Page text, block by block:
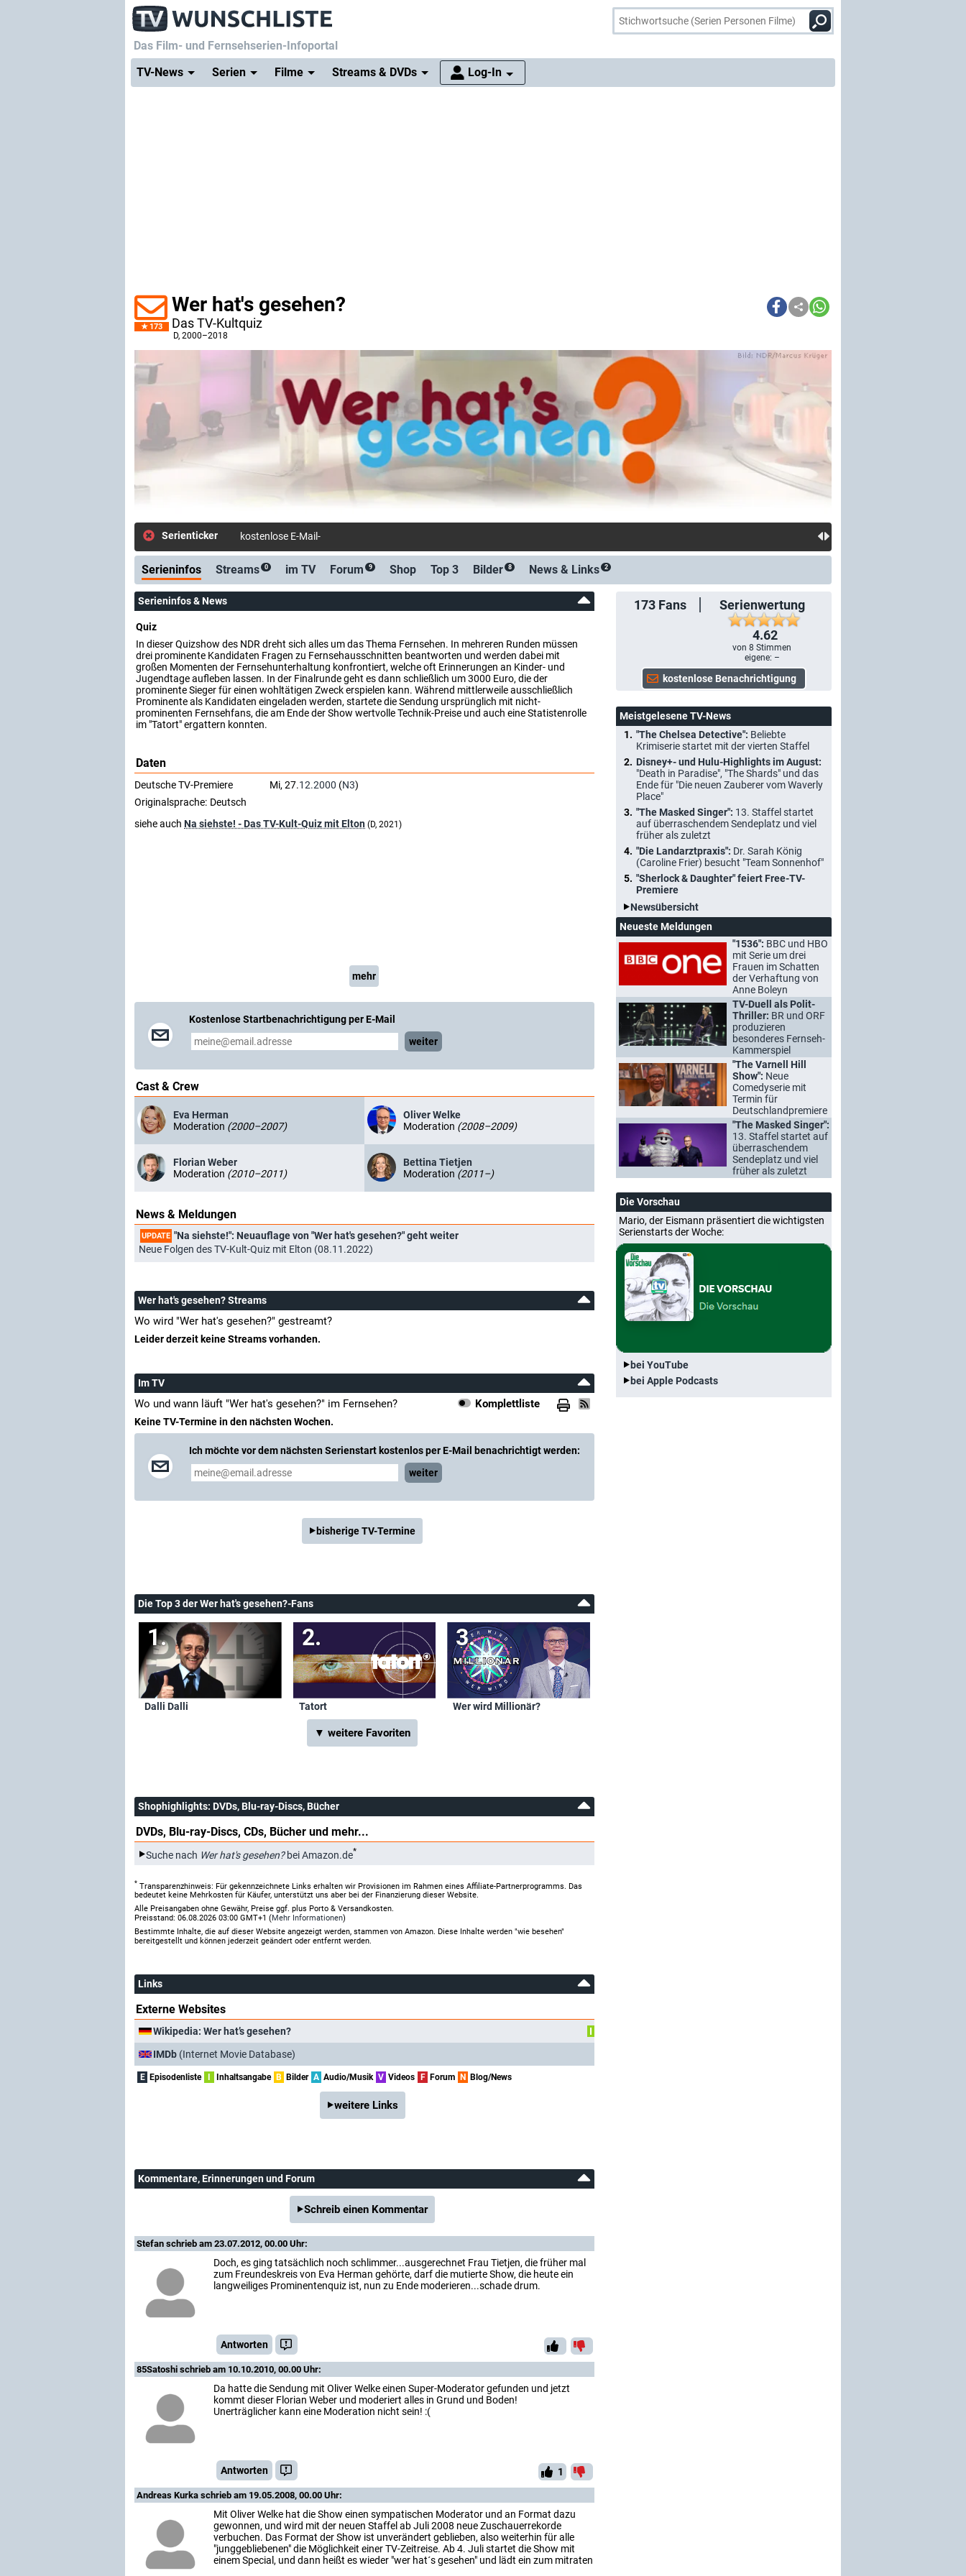
Das Film- und Fernsehserien-Infoportal
TV-News
Serien Filme Streams & DVDs Log-In
173
Wer hat's gesehen?
Das TV-Kultquiz
D, 2000–2018
Serienticker kostenlose E-Mail-Benachrichtigung bei Streaming- oder
Serieninfos Streams 0 im TV Forum 9 Shop Top 3 Bilder 8 News & Links 2
173 Fans
Serienwertung
4.62
von8 Stimmen
eigene: –
Serieninfos & News
Quiz
In dieser Quizshow des NDR dreht sich alles um das Thema Fernsehen. In mehreren Runden müssen
drei prominente Kandidaten Fragen zu Fernsehausschnitten beantworten und werden dabei mit
großen Momenten der Fernsehunterhaltung konfrontiert, welche oft Erinnerungen an Kinder- und
Jugendtage aufleben lassen. In der Finalrunde geht es dann schließlich um 3000 Euro, die der
prominente Sieger für einen wohltätigen Zweck erspielen kann. Während mittlerweile ausschließlich
Prominente als Kandidaten eingeladen werden, startete die Sendung ursprünglich mit nicht-
prominenten Fernsehfans, die am Ende der Show wertvolle Technik-Preise und auch eine Statistenrolle
im "Tatort" ergattern konnten.
Daten
Deutsche TV-Premiere Mi, 27.12.2000 (N3)
Originalsprache: Deutsch
siehe auch Na siehste! - Das TV-Kult-Quiz mit Elton (D, 2021)
mehr
Kostenlose Startbenachrichtigung per E-Mail
weiter
Cast & Crew
Eva Herman
Moderation (2000–2007)
Oliver Welke
Moderation (2008–2009)
Florian Weber
Moderation (2010–2011)
Bettina Tietjen
Moderation (2011–)
News & Meldungen
UPDATE "Na siehste!": Neuauflage von "Wer hat's gesehen?" geht weiter
Neue Folgen des TV-Kult-Quiz mit Elton (08.11.2022)
Wer hat's gesehen? Streams
Wo wird "Wer hat's gesehen?" gestreamt?
Leider derzeit keine Streams vorhanden.
Im TV
Wo und wann läuft "Wer hat's gesehen?" im Fernsehen? Komplettliste
Keine TV-Termine in den nächsten Wochen.
Ich möchte vor dem nächsten Serienstart kostenlos per E-Mail benachrichtigt werden:
weiter
bisherige TV-Termine
Die Top 3 der Wer hat's gesehen?-Fans
Dalli Dalli Tatort Wer wird Millionär?
▼ weitere Favoriten
Shophighlights: DVDs, Blu-ray-Discs, Bücher
DVDs, Blu-ray-Discs, CDs, Bücher und mehr...
Suche nach Wer hat's gesehen?bei Amazon.de*
* Transparenzhinweis: Für gekennzeichnete Links erhalten wir Provisionen im Rahmen eines Affiliate-Partnerprogramms. Das
bedeutet keine Mehrkosten für Käufer, unterstützt uns aber bei der Finanzierung dieser Website.
Alle Preisangaben ohne Gewähr, Preise ggf. plus Porto & Versandkosten.
Preisstand: 06.08.2026 03:00 GMT+1 (Mehr Informationen)
Bestimmte Inhalte, die auf dieser Website angezeigt werden, stammen von Amazon. Diese Inhalte werden "wie besehen"
bereitgestellt und können jederzeit geändert oder entfernt werden.
Links
Externe Websites
Wikipedia: Wer hat’s gesehen?
I
IMDb (Internet Movie Database)
E Episodenliste Inhaltsangabe B Bilder A Audio/Musik V Videos F Forum N Blog/News
weitere Links
Kommentare, Erinnerungen und Forum
Schreib einen Kommentar
Stefan schrieb am 23.07.2012, 00.00 Uhr:
Doch, es ging tatsächlich noch schlimmer...ausgerechnet Frau Tietjen, die früher mal
zum Freundeskreis von Eva Herman gehörte, darf die mutierte Show, die heute ein
langweiliges Prominentenquiz ist, nun zu Ende moderieren...schade drum.
Antworten
85Satoshi schrieb am 10.10.2010, 00.00 Uhr:
Da hatte die Sendung mit Oliver Welke einen Super-Moderator gefunden und jetzt
kommt dieser Florian Weber und moderiert alles in Grund und Boden!
Unerträglicher kann eine Moderation nicht sein! :(
Antworten 1
Andreas Kurka schrieb am 19.05.2008, 00.00 Uhr:
Mit Oliver Welke hat die Show einen sympatischen Moderator und an Format dazu
gewonnen, und wird mit der neuen Staffel ab Juli 2008 neue Zuschauerrekorde
verbuchen. Das Format der Show ist unverändert geblieben, also weiterhin für alle
"junggebliebenen" die Möglichkeit einer TV-Zeitreise. Ab 4. Juli startet die Show mit
einem Special, und dann heißt es wieder "wer hat´s gesehen" und lädt ein zum mitraten
Meistgelesene TV-News
"The Chelsea Detective": Beliebte
Krimiserie startet mit der vierten Staffel
Disney+- und Hulu-Highlights im August:
"Death in Paradise", "The Shards" und das
Ende für "Die neuen Zauberer vom Waverly
Place"
"The Masked Singer": 13. Staffel startet
auf überraschendem Sendeplatz und viel
früher als zuletzt
"Die Landarztpraxis": Dr. Sarah König
(Caroline Frier) besucht "Team Sonnenhof"
"Sherlock & Daughter" feiert Free-TV-
Premiere
Newsübersicht
Neueste Meldungen
"1536": BBC und HBO
mit Serie um drei
Frauen im Schatten
der Verhaftung von
Anne Boleyn
TV-Duell als Polit-
Thriller: BR und ORF
produzieren
besonderes Fernseh-
Kammerspiel
"The Varnell Hill
Show": Neue
Comedyserie mit
Termin für
Deutschlandpremiere
"The Masked Singer":
13. Staffel startet auf
überraschendem
Sendeplatz und viel
früher als zuletzt
Die Vorschau
Mario, der Eismann präsentiert die wichtigsten
Serienstarts der Woche:
bei YouTube
bei Apple Podcasts